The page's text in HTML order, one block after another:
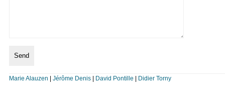
Marie Alauzen Jérôme Denis| David Pontille Didier Torny